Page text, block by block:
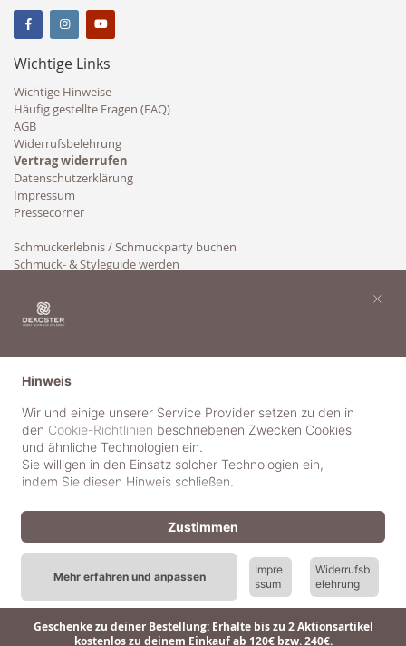
Geschenke zu deiner Bestellung: Erhalte bis zu 2 Aktionsartikel
kostenlos zu deinem Einkauf ab 120€ bzw. 240€.
Wichtige Links
Wichtige Hinweise
Häufig gestellte Fragen (FAQ)
AGB
Widerrufsbelehrung
Vertrag widerrufen
Datenschutzerklärung
Impressum
Pressecorner
Schmuckerlebnis / Schmuckparty buchen
Schmuck- & Styleguide werden
© 2018-2025 dekoster GmbH
Hinweis
Wir und einige unserer Service Provider setzen zu den in
den Cookie-Richtlinien beschriebenen Zwecken Cookies
und ähnliche Technologien ein.
Sie willigen in den Einsatz solcher Technologien ein,
indem Sie diesen Hinweis schließen.
Mehr erfahren und anpassen
Impre
ssum
Widerrufsb
elehrung
Zustimmen
×